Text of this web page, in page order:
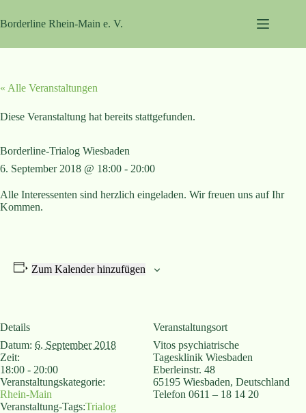
Inhalt
springen
Borderline Rhein-Main e. V.
« Alle Veranstaltungen
Diese Veranstaltung hat bereits stattgefunden.
Borderline-Trialog Wiesbaden
6. September 2018 @ 18:00 - 20:00
Alle Interessenten sind herzlich eingeladen. Wir freuen uns auf Ihr
Kommen.
Zum Kalender hinzufügen
Details
Datum: 6. September 2018
Zeit:
18:00 - 20:00
Veranstaltungskategorie:
Rhein-Main
Veranstaltung-Tags:Trialog
Veranstaltungsort
Vitos psychiatrische
Tagesklinik Wiesbaden
Eberleinstr. 48
65195 Wiesbaden, Deutschland
Telefon 0611 – 18 14 20